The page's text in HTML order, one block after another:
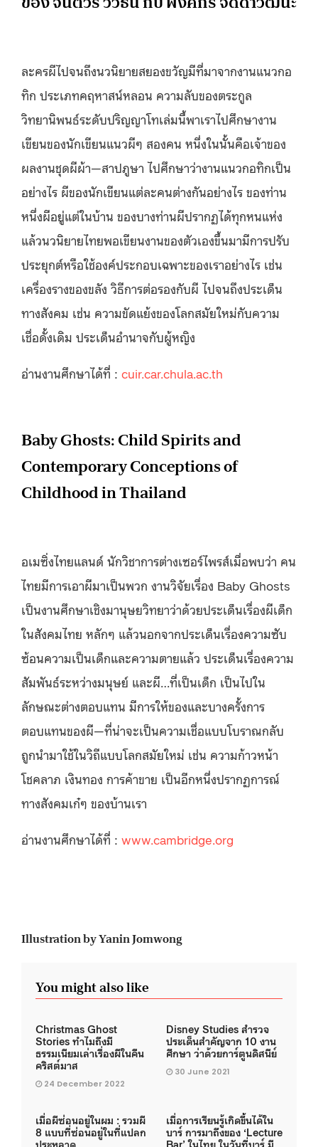
ละครผีไปจนถึงนวนิยายสยองขวัญมีที่มาจากงานแนวกอ
ทิก ประเภทคฤหาสน์หลอน ความลับของตระกูล
วิทยานิพนธ์ระดับปริญญาโทเล่มนี้พาเราไปศึกษางาน
เขียนของนักเขียนแนวผีๆ สองคน หนึ่งในนั้นคือเจ้าของ
ผลงานชุดผีผ้า—สาปภูษา ไปศึกษาว่างานแนวกอทิกเป็น
อย่างไร ผีของนักเขียนแต่ละคนต่างกันอย่างไร ของท่าน
หนึ่งผีอยู่แต่ในบ้าน ของบางท่านผีปรากฏได้ทุกหนแห่ง
แล้วนวนิยายไทยพอเขียนงานของตัวเองขึ้นมามีการปรับ
ประยุกต์หรือใช้องค์ประกอบเฉพาะของเราอย่างไร เช่น
เครื่องรางของขลัง วิธีการต่อรองกับผี ไปจนถึงประเด็น
ทางสังคม เช่น ความขัดแย้งของโลกสมัยใหม่กับความ
เชื่อดั้งเดิม ประเด็นอำนาจกับผู้หญิง
อ่านงานศึกษาได้ที่ : cuir.car.chula.ac.th
Baby Ghosts: Child Spirits and
Contemporary Conceptions of
Childhood in Thailand
อเมซิ่งไทยแลนด์ นักวิชาการต่างเซอร์ไพรส์เมื่อพบว่า คน
ไทยมีการเอาผีมาเป็นพวก งานวิจัยเรื่อง Baby Ghosts
เป็นงานศึกษาเชิงมานุษยวิทยาว่าด้วยประเด็นเรื่องผีเด็ก
ในสังคมไทย หลักๆ แล้วนอกจากประเด็นเรื่องความซับ
ซ้อนความเป็นเด็กและความตายแล้ว ประเด็นเรื่องความ
สัมพันธ์ระหว่างมนุษย์ และผี…ที่เป็นเด็ก เป็นไปใน
ลักษณะต่างตอบแทน มีการให้ของและบางครั้งการ
ตอบแทนของผี—ที่น่าจะเป็นความเชื่อแบบโบราณกลับ
ถูกนำมาใช้ในวิถีแบบโลกสมัยใหม่ เช่น ความก้าวหน้า
โชคลาภ เงินทอง การค้าขาย เป็นอีกหนึ่งปรากฏการณ์
ทางสังคมเก๋ๆ ของบ้านเรา
อ่านงานศึกษาได้ที่ : www.cambridge.org
Illustration by Yanin Jomwong
You might also like
Christmas Ghost
Stories ทำไมถึงมี
ธรรมเนียมเล่าเรื่องผีในคืน
คริสต์มาส
24 December 2022
Disney Studies สำรวจ
ประเด็นสำคัญจาก 10 งาน
ศึกษา ว่าด้วยการ์ตูนดิสนีย์
30 June 2021
เมื่อผีซ่อนอยู่ในผม : รวมผี
8 แบบที่ซ่อนอยู่ในที่แปลก
ประหลาด
เมื่อการเรียนรู้เกิดขึ้นได้ใน
บาร์ การมาถึงของ ‘Lecture
Bar’ ในไทย ในวันที่บาร์ มี